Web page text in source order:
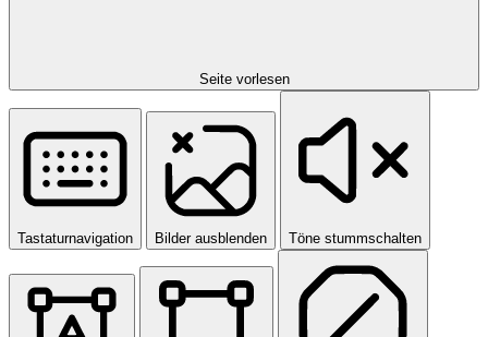
Seite vorlesen
Tastaturnavigation Bilder ausblenden Töne stummschalten